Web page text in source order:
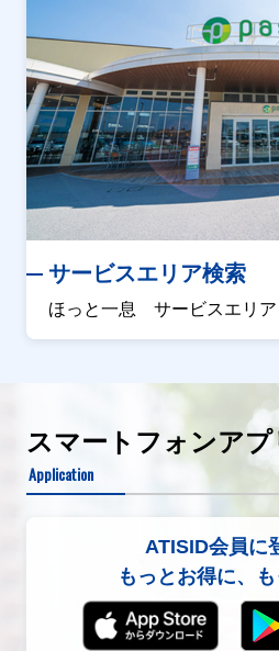
サービスエリア検索
ほっと一息 サービスエリア
スマートフォンアプ
Application
ATISID会員に
もっとお得に、